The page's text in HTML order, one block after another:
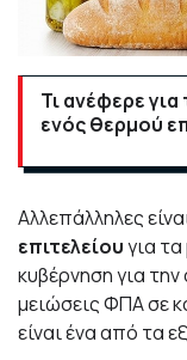
Τι ανέφερε
ενός θερμού
Αλλεπάλληλες
επιτελείουγια
κυβέρνηση για
μειώσεις ΦΠΑ σε
είναι ένα από τα